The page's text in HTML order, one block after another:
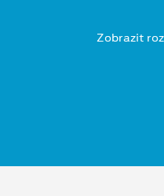
Zobrazit